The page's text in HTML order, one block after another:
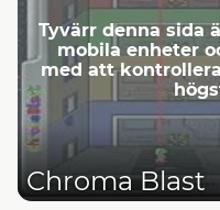
Tyvärr denna sida
mobila enheter
med att
Chroma Blast